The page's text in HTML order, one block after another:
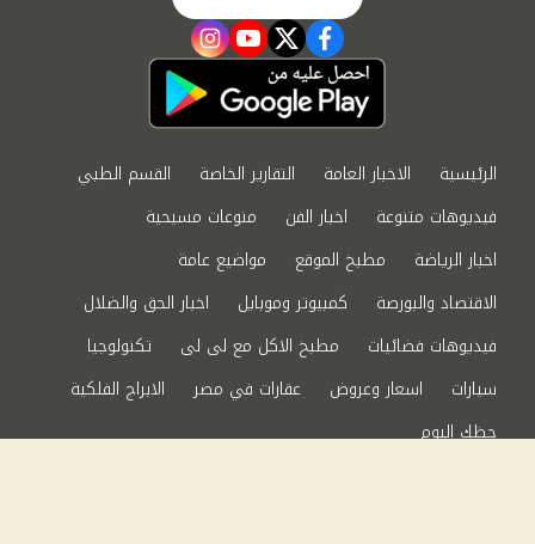
facebook
twitter
youtube
instagram
الرئيسية الاخبار العامة التقارير الخاصة
القسم الطبي
فيديوهات متنوعة
اخبار الفن
منوعات مسيحية
اخبار الرياضة
مطبخ الموقع
مواضيع عامة
الاقتصاد والبورصة
كمبيوتر وموبايل
اخبار الحق والضلال
فيديوهات فضائيات
مطبخ الاكل مع لى لى
تكنولوجيا
سيارات
اسعار وعروض عقارات في مصر
الابراج الفلكية
حظك اليوم